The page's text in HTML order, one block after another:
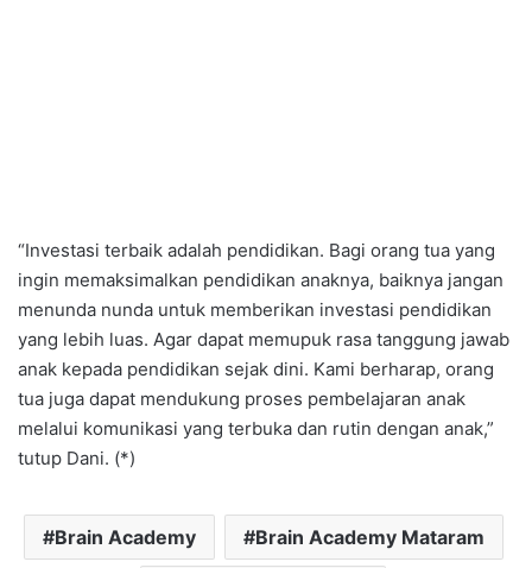
“Investasi terbaik adalah pendidikan. Bagi orang tua yang
ingin memaksimalkan pendidikan anaknya, baiknya jangan
menunda nunda untuk memberikan investasi pendidikan
yang lebih luas. Agar dapat memupuk rasa tanggung jawab
anak kepada pendidikan sejak dini. Kami berharap, orang
tua juga dapat mendukung proses pembelajaran anak
melalui komunikasi yang terbuka dan rutin dengan anak,”
tutup Dani. (*)
Brain Academy Brain Academy Mataram